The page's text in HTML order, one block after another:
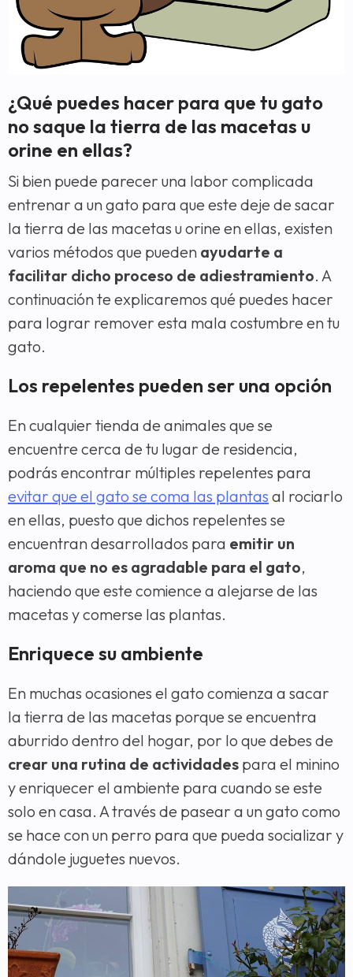
¿Qué puedes hacer para que tu gato
no saque la tierra de las macetas u
orine en ellas?
Si bien puede parecer una labor complicada
entrenar a un gato para que este deje de sacar
la tierra de las macetas u orine en ellas, existen
varios métodos que pueden ayudarte a
facilitar dicho proceso de adiestramiento. A
continuación te explicaremos qué puedes hacer
para lograr remover esta mala costumbre en tu
gato.
Los repelentes pueden ser una opción
En cualquier tienda de animales que se
encuentre cerca de tu lugar de residencia,
podrás encontrar múltiples repelentes para
evitar que el gato se coma las plantas al rociarlo
en ellas, puesto que dichos repelentes se
encuentran desarrollados para emitir un
aroma que no es agradable para el gato,
haciendo que este comience a alejarse de las
macetas y comerse las plantas.
Enriquece su ambiente
En muchas ocasiones el gato comienza a sacar
la tierra de las macetas porque se encuentra
aburrido dentro del hogar, por lo que debes de
crear una rutina de actividades para el minino
y enriquecer el ambiente para cuando se este
solo en casa. A través de pasear a un gato como
se hace con un perro para que pueda socializar y
dándole juguetes nuevos.